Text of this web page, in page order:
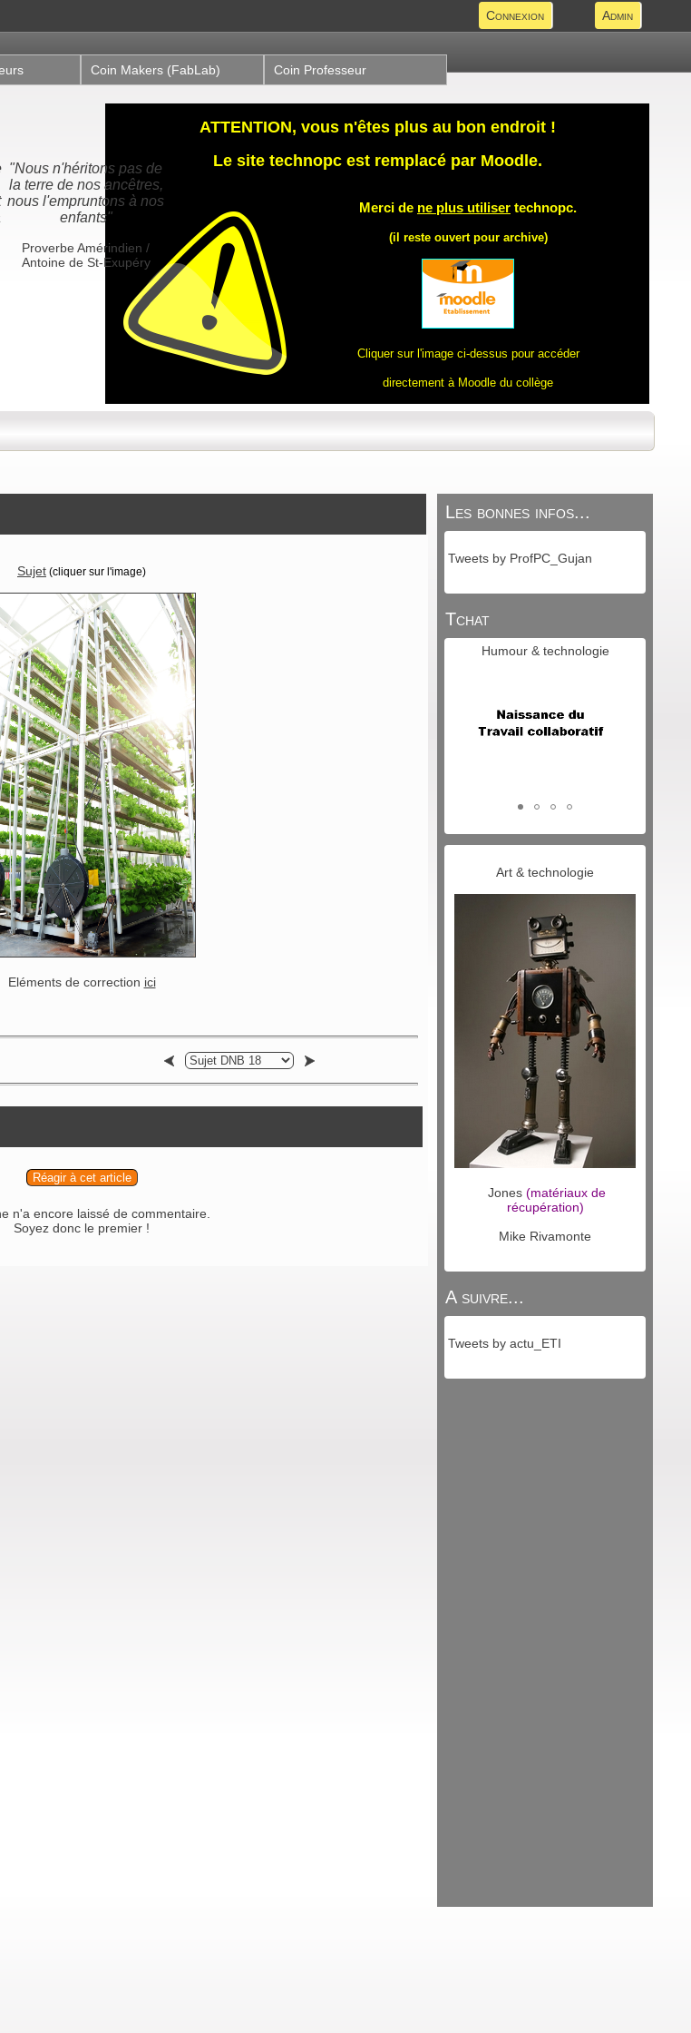
Coin Makers (FabLab) Coin Professeur
ATTENTION, vous n'êtes plus au bon endroit !
Le site technopc est remplacé par Moodle.
Merci de ne plus utiliser technopc.
(il reste ouvert pour archive)
Cliquer sur l'image ci-dessus pour accéder
directement à Moodle du collège
Admin
Connexion
Sujet​ (cliquer sur l'image)
Eléments de correction ici
Réagir à cet article
n'a encore laissé de commentaire.
Soyez donc le premier !
Les bonnes infos...
Tweets by ProfPC_Gujan
Tchat
Humour & technologie
Art & technologie
Jones (matériaux de
récupération)
Mike Rivamonte
A suivre...
Tweets by actu_ETI